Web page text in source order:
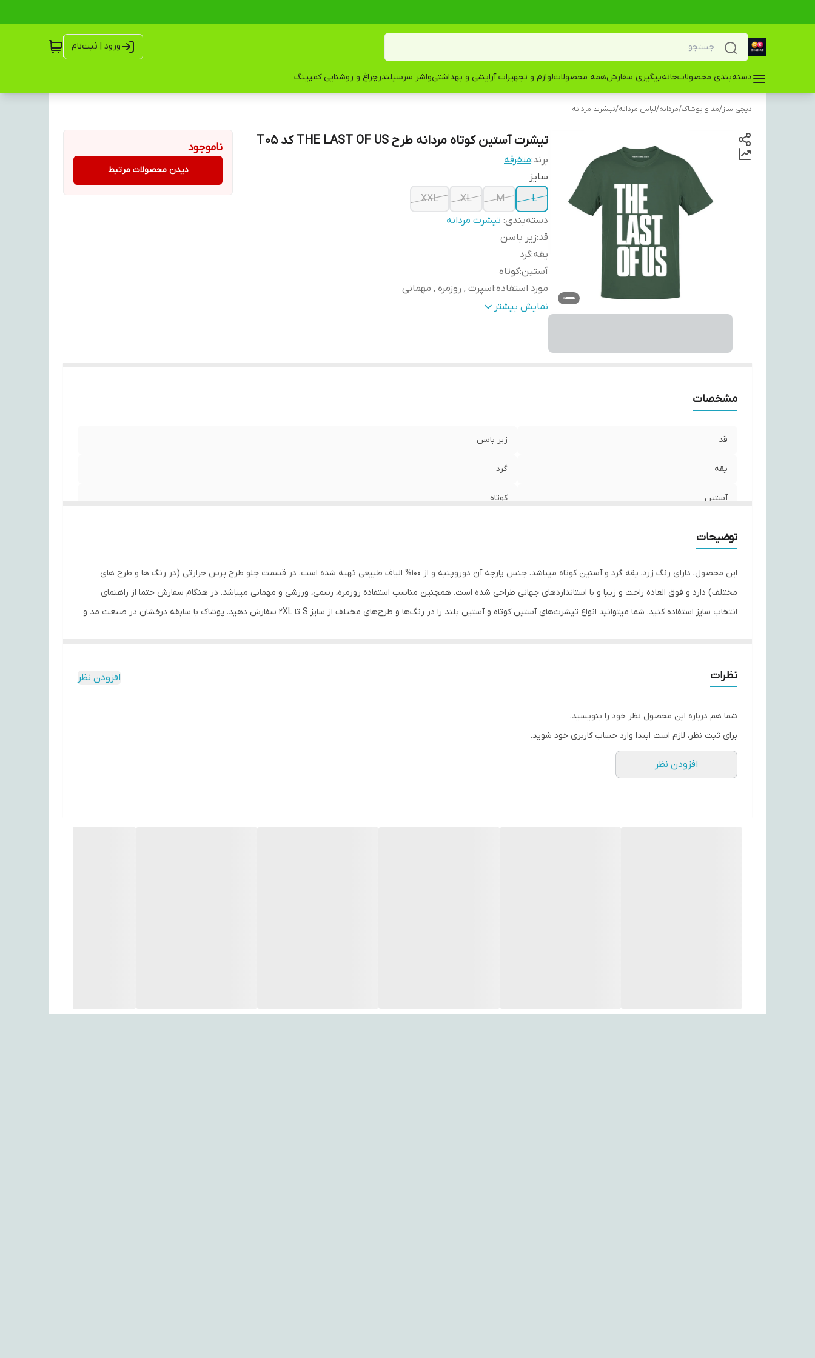
ورود | ثبت‌نام
دسته‌بندی محصولاتخانهپیگیری سفارشهمه محصولاتلوازم و تجهیزات آرایشی و بهداشتیواشر سرسیلندرچراغ و روشنایی کمپینگ
دیجی ساز/مد و پوشاک/مردانه/لباس مردانه/تیشرت مردانه
تیشرت آستین کوتاه مردانه طرح THE LAST OF US کد T05
برند:متفرقه
سایز
L
M
XL
XXL
دسته‌بندی: تیشرت مردانه
قد:زیر باسن
یقه:گرد
آستین:کوتاه
مورد استفاده:اسپرت , روزمره , مهمانی
جنس پنبه دورو
نمایش بیشتر
ناموجود
دیدن محصولات مرتبط
مشخصات
قد زیر باسن
یقه گرد
آستین کوتاه
توضیحات
این محصول، دارای رنگ زرد، یقه گرد و آستین کوتاه میباشد. جنس پارچه آن دوروپنبه و از 100% الیاف طبیعی تهیه شده است. در قسمت جلو طرح پرس حرارتی (در رنگ ها و طرح های
مختلف) دارد و فوق العاده راحت و زیبا و با استانداردهای جهانی طراحی شده است. همچنین مناسب استفاده روزمره، رسمی، ورزشی و مهمانی میباشد. در هنگام سفارش حتما از راهنمای
انتخاب سایز استفاده کنید. شما میتوانید انواع تیشرت‌های آستین کوتاه و آستین بلند را در رنگ‌ها و طرح‌های مختلف از سایز S تا 2XL سفارش دهید. پوشاک با سابقه درخشان در صنعت مد و
نظرات افزودن نظر
شما هم درباره این محصول نظر خود را بنویسید.
برای ثبت نظر، لازم است ابتدا وارد حساب کاربری خود شوید.
افزودن نظر